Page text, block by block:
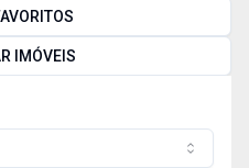
IMÓVEIS